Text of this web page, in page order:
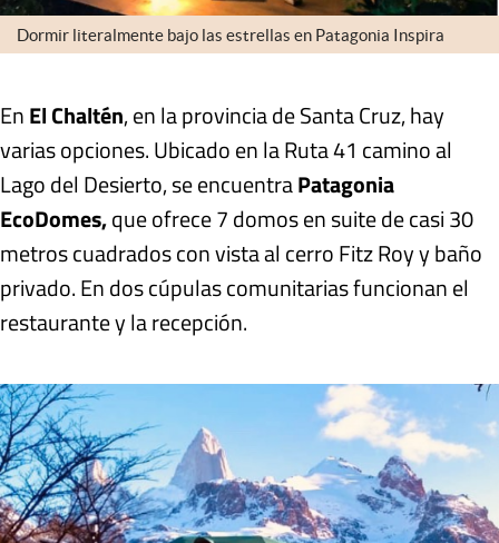
Dormir literalmente bajo las estrellas en Patagonia Inspira
EnEl Chaltén, en la provincia de Santa Cruz, hay
varias opciones. Ubicado en la Ruta 41 camino al
Lago del Desierto, se encuentraPatagonia
EcoDomes,que ofrece 7domos en suite de casi 30
metros cuadrados con vista al cerro Fitz Royy baño
privado. En dos cúpulas comunitarias funcionan el
restaurante y la recepción.